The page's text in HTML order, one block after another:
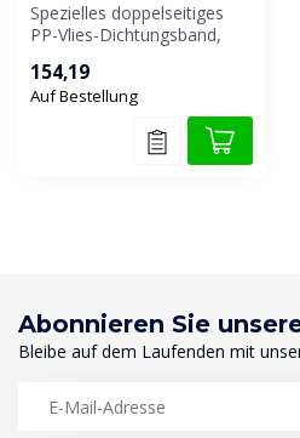
Spezielles doppelseitiges
PP-Vlies-Dichtungsband,
Dic...
154,19
Auf Bestellung
Abonnieren Sie
Bleibe auf dem Laufenden mit